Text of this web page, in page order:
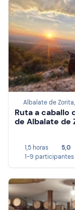
Albalate de
Ruta a caballo
de Albalate de
1,5 horas
5,0
1-9 participantes